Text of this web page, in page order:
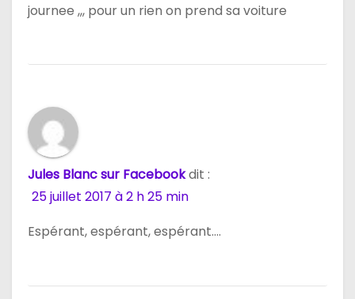
journee ,,, pour un rien on prend sa voiture
Jules Blanc sur Facebookdit :
25 juillet 2017 à 2 h 25 min
Espérant, espérant, espérant….